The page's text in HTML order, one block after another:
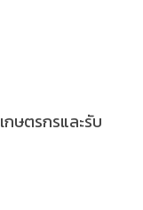
ษตรกรและรับ